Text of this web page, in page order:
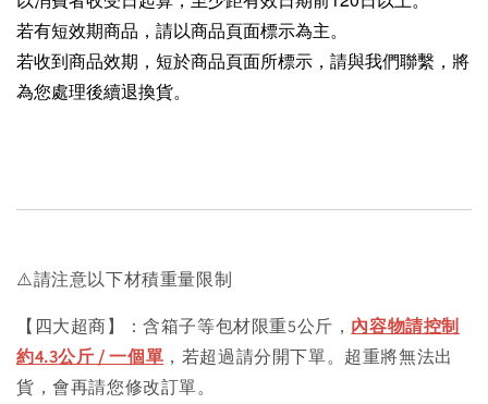
若有短效期商品，請以商品頁面標示為主。
若收到商品效期，短於商品頁面所標示，請與我們聯繫，將
為您處理後續退換貨。
⚠️請注意以下材積重量限制
【四大超商】：含箱子等包材限重5公斤， 內容物請控制
約4.3公斤 / 一個單 ，若超過請分開下單。超重將無法出
貨，會再請您修改訂單。